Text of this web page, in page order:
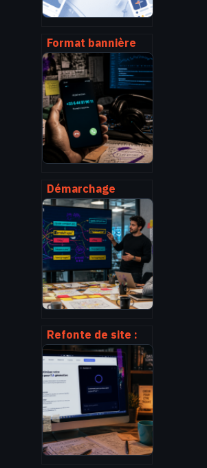
Format bannière
facebook :
dimensions, poids
et bonnes
pratiques à
connaître
Démarchage
téléphonique par
IA : comment
identifier les
robots et protéger
votre ligne ?
Refonte de site :
comment changer
d’interface sans
sacrifier votre
trafic SEO ?